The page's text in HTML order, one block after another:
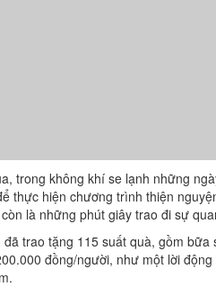
trong không khí se lạnh những
thực hiện chương trình thiện
là những phút giây trao đi sự
trao tặng 115 suất quà, gồm
đồng/người, như một lời